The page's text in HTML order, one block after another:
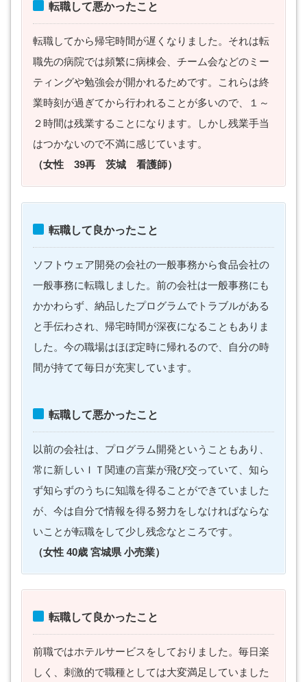
転職して悪かったこと
転職してから帰宅時間が遅くなりました。それは転
職先の病院では頻繁に病棟会、チーム会などのミー
ティングや勉強会が開かれるためです。これらは終
業時刻が過ぎてから行われることが多いので、１～
２時間は残業することになります。しかし残業手当
はつかないので不満に感じています。
（女性 39再 茨城 看護師）
転職して良かったこと
ソフトウェア開発の会社の一般事務から食品会社の
一般事務に転職しました。前の会社は一般事務にも
かかわらず、納品したプログラムでトラブルがある
と手伝わされ、帰宅時間が深夜になることもありま
した。今の職場はほぼ定時に帰れるので、自分の時
間が持てて毎日が充実しています。
転職して悪かったこと
以前の会社は、プログラム開発ということもあり、
常に新しいＩＴ関連の言葉が飛び交っていて、知ら
ず知らずのうちに知識を得ることができていました
が、今は自分で情報を得る努力をしなければならな
いことが転職をして少し残念なところです。
（女性 40歳 宮城県 小売業）
転職して良かったこと
前職ではホテルサービスをしておりました。毎日楽
しく、刺激的で職種としては大変満足していました